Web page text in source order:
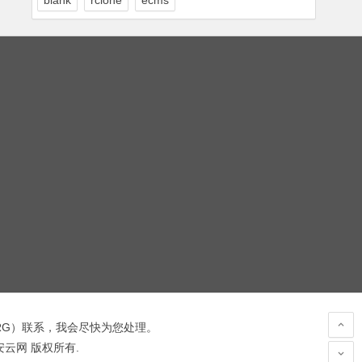
）联系，我会尽快为您处理。
网 版权所有.